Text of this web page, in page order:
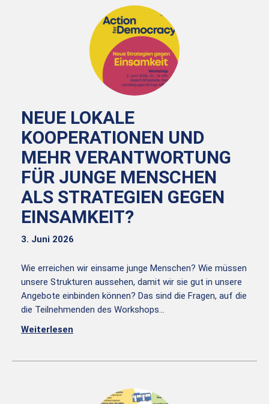
NEUE LOKALE
KOOPERATIONEN UND
MEHR VERANTWORTUNG
FÜR JUNGE MENSCHEN
ALS STRATEGIEN GEGEN
EINSAMKEIT?
3. Juni 2026
Wie erreichen wir einsame junge Menschen? Wie müssen
unsere Strukturen aussehen, damit wir sie gut in unsere
Angebote einbinden können? Das sind die Fragen, auf die
die Teilnehmenden des Workshops…
Weiterlesen